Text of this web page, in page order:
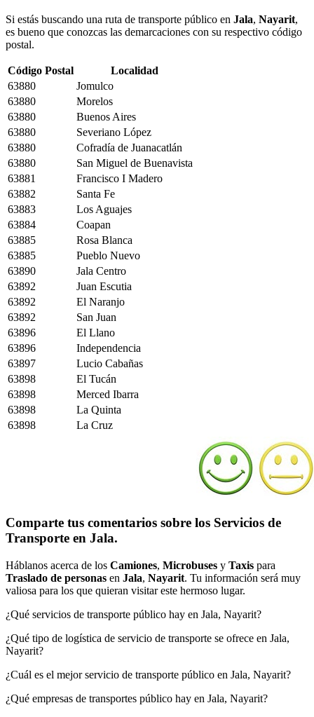
Si estás buscando una ruta de transporte público en Jala, Nayarit,
es bueno que conozcas las demarcaciones con su respectivo código
postal.
Código Postal
Localidad
63880
Jomulco
63880
Morelos
63880
Buenos Aires
63880
Severiano López
63880
Cofradía de Juanacatlán
63880
San Miguel de Buenavista
63881
Francisco I Madero
63882
Santa Fe
63883
Los Aguajes
63884
Coapan
63885
Rosa Blanca
63885
Pueblo Nuevo
63890
Jala Centro
63892
Juan Escutia
63892
El Naranjo
63892
San Juan
63896
El Llano
63896
Independencia
63897
Lucio Cabañas
63898
El Tucán
63898
Merced Ibarra
63898
La Quinta
63898
La Cruz
Comparte tus comentarios sobre los Servicios de
Transporte en Jala.
Háblanos acerca de los Camiones, Microbuses y Taxis para
Traslado de personas en Jala, Nayarit. Tu información será muy
valiosa para los que quieran visitar este hermoso lugar.
¿Qué servicios de transporte público hay en Jala, Nayarit?
¿Qué tipo de logística de servicio de transporte se ofrece en Jala,
Nayarit?
¿Cuál es el mejor servicio de transporte público en Jala, Nayarit?
¿Qué empresas de transportes público hay en Jala, Nayarit?